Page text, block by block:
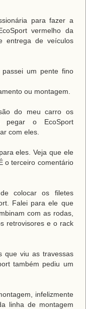
para fazer a
vermelho da
entrega de veículos
um pente fino
ou montagem.
do meu carro os
pegar o EcoSport
com eles.
eles. Veja que ele
o terceiro comentário
colocar os filetes
Falei para ele que
com as rodas,
retrovisores e o rack
que viu as travessas
também pediu um
infelizmente
linha de montagem